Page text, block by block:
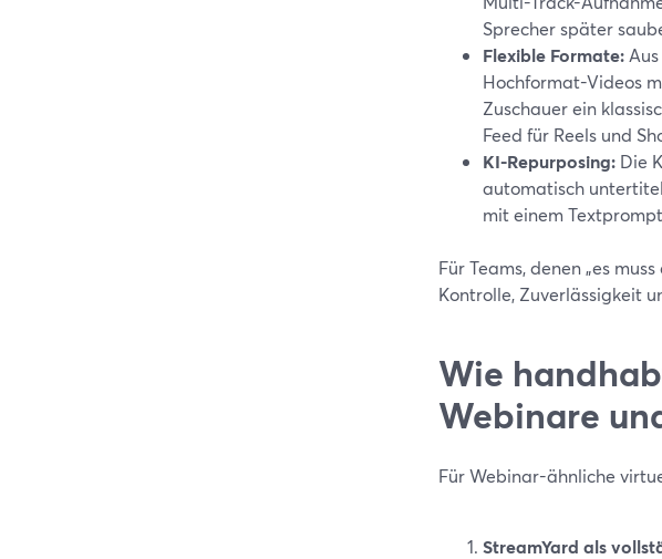
Sprecher später
Flexible Formate:
Hochformat-Videos
Zuschauer ein
Feed für Reels und
KI-Repurposing: Die
automatisch
mit einem
Für Teams, denen „es
Kontrolle, Zuverlässigkeit
Wie
Webinare
Für Webinar-ähnliche
StreamYard als